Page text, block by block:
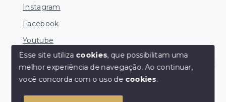
Instagram
Facebook
Youtube
© Copyright 2026 - Ocean Consultoria de Imóveis -
Corretores Online
Esse site utiliza cookies, que possibilitam uma
melhor experiência de navegação.Ao continuar,
você concorda com o uso de cookies.